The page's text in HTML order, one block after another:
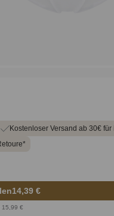
Kostenloser Versand ab 30€ für
14,39 €
15,99 €